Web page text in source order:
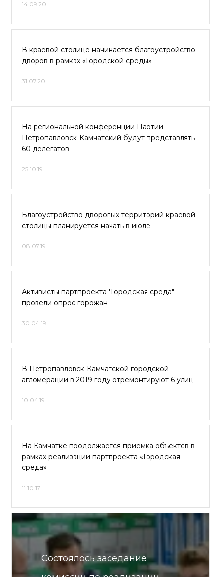
14.09.20
В краевой столице начинается благоустройство
дворов в рамках «Городской среды»
31.07.20
На региональной конференции Партии
Петропавловск-Камчатский будут представлять
60 делегатов
25.10.19
Благоустройство дворовых территорий краевой
столицы планируется начать в июле
08.07.19
Активисты партпроекта "Городская среда"
провели опрос горожан
30.04.19
В Петропавловск-Камчатской городской
агломерации в 2019 году отремонтируют 6 улиц
10.04.19
На Камчатке продолжается приемка объектов в
рамках реализации партпроекта «Городская
среда»
11.10.17
Состоялось заседание